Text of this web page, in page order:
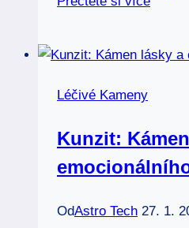
Léčivé Kameny
Kunzit:
OdAstro Tech 27. 1.